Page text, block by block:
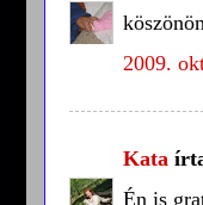
2009.
Kata
Én is